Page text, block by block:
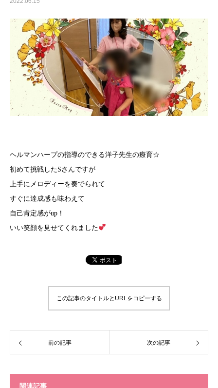
ヘルマンハープの指導のできる洋子先生の療育☆
初めて挑戦したSさんですが
上手にメロディーを奏でられて
すぐに達成感も味わえて
自己肯定感がup！
いい笑顔を見せてくれました
この記事のタイトルとURLをコピーする
前の記事 次の記事
関連記事